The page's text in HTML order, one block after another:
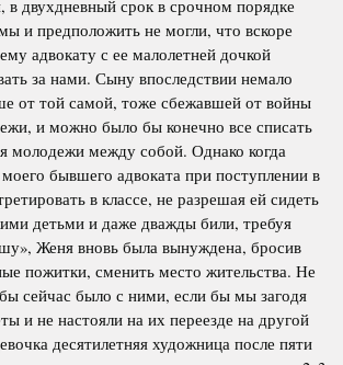
в двухдневный срок в срочном порядке
и предположить не могли, что вскоре
адвокату с ее малолетней дочкой
за нами. Сыну впоследствии немало
от той самой, тоже сбежавшей от войны
и можно было бы конечно все списать
молодежи между собой. Однако когда
бывшего адвоката при поступлении в
в классе, не разрешая ей сидеть
детьми и даже дважды били, требуя
Женя вновь была вынуждена, бросив
пожитки, сменить место жительства. Не
сейчас было с ними, если бы мы загодя
и не настояли на их переезде на другой
десятилетняя художница после пяти